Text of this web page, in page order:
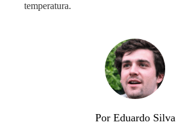
temperatura.
Por Eduardo Silva